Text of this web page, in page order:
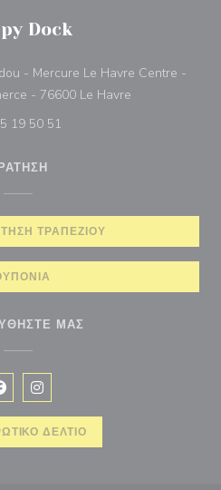
Dock
- Mercure Le Havre Centre -
- 76600 Le Havre((ανοίγει σε
19 50 51
ΤΡΑΠΕΖΙΟΎ
ΜΑΣ
((ανοίγει σε νέο
Instagram ((ανοίγει σε νέο
ΔΕΛΤΊΟ